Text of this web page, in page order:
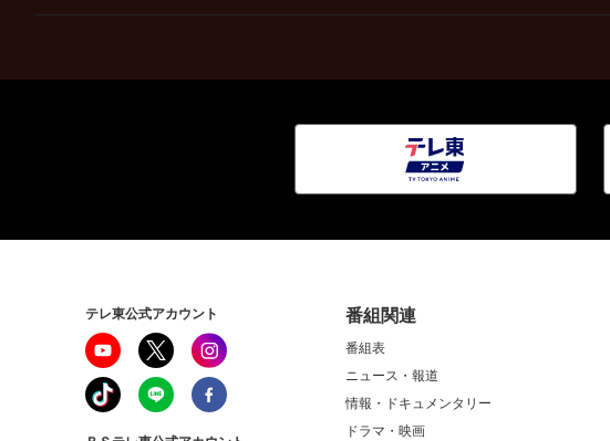
テレ東公式アカウント 番組関連
番組表
ニュース・報道
情報・ドキュメンタリー
ドラマ・映画